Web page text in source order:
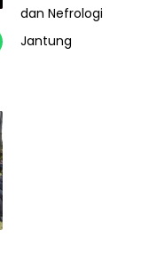
dan Nefrologi
Jantung